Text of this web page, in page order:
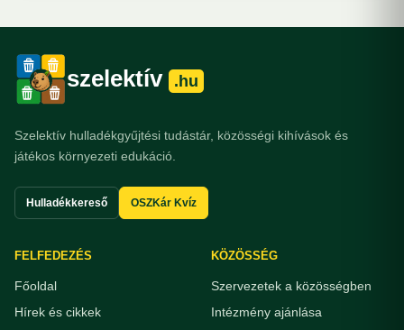
szelektív .hu
Szelektív hulladékgyűjtési tudástár, közösségi kihívások és
játékos környezeti edukáció.
Hulladékkereső OSZKár Kvíz
FELFEDEZÉS
Főoldal
Hírek és cikkek
KÖZÖSSÉG
Szervezetek a közösségben
Intézmény ajánlása